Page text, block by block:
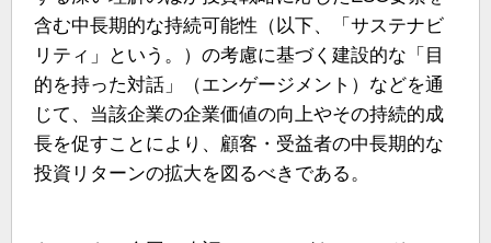
含む中長期的な持続可能性（以下、「サステナビ
リティ」という。）の考慮に基づく建設的な「目
的を持った対話」（エンゲージメント）などを通
じて、当該企業の企業価値の向上やその持続的成
長を促すことにより、顧客・受益者の中長期的な
投資リターンの拡大を図るべきである。